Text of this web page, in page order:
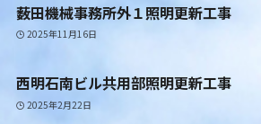
薮田機械事務所外１照明更新工事
2025年11月16日
西明石南ビル共用部照明更新工事
2025年2月22日